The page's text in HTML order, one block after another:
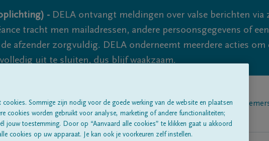
- DELA ontvangt meldingen over valse berichten via
tracht men mailadressen, andere persoonsgegevens of
afzender zorgvuldig. DELA onderneemt meerdere acties
uit te sluiten, dus blijf waakzaam.
Alle rouwberichtenOver ons
cookies. Sommige zijn nodig voor de goede werking van de website en plaatsen
cookies worden gebruikt voor analyse, marketing of andere functionaliteiten;
jouw toestemming. Door op “Aanvaard alle cookies” te klikken gaat u akkoord
cookies op uw apparaat. Je kan ook je voorkeuren zelf instellen.